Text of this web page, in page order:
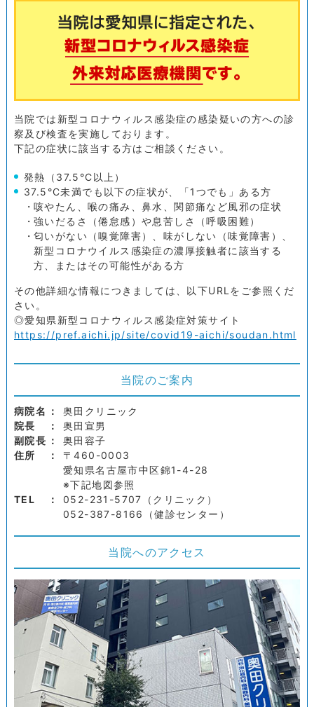
当院では新型コロナウィルス感染症の感染疑いの方への診
察及び検査を実施しております。
下記の症状に該当する方はご相談ください。
発熱（37.5°C以上）
37.5°C未満でも以下の症状が、「1つでも」ある方
咳やたん、喉の痛み、鼻水、関節痛など風邪の症状
強いだるさ（倦怠感）や息苦しさ（呼吸困難）
匂いがない（嗅覚障害）、味がしない（味覚障害）、
新型コロナウイルス感染症の濃厚接触者に該当する
方、またはその可能性がある方
その他詳細な情報につきましては、以下URLをご参照くだ
さい。
◎愛知県新型コロナウィルス感染症対策サイト
https://pref.aichi.jp/site/covid19-aichi/soudan.html
当院のご案内
病院名
奥田クリニック
院長
奥田宣男
副院長
奥田容子
住所
〒460-0003
愛知県名古屋市中区錦1-4-28
※下記地図参照
TEL
052-231-5707（クリニック）
052-387-8166（健診センター）
当院へのアクセス